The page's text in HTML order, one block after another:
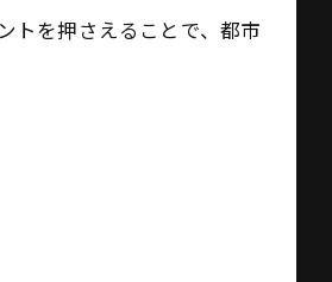
トを押さえることで、都市